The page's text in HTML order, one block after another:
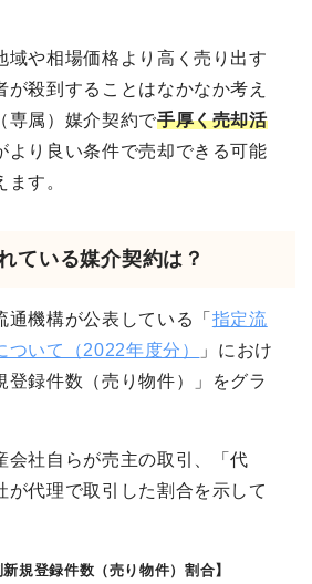
域や相場価格より高く売り出す
が殺到することはなかなか考え
専属）媒介契約で手厚く売却活
より良い条件で売却できる可能
す。
ている媒介契約は？
通機構が公表している「 指定流
いて（2022年度分）
」におけ
登録件数（売り物件）」をグラ
会社自らが売主の取引、「代
が代理で取引した割合を示して
規登録件数（売り物件）割合】